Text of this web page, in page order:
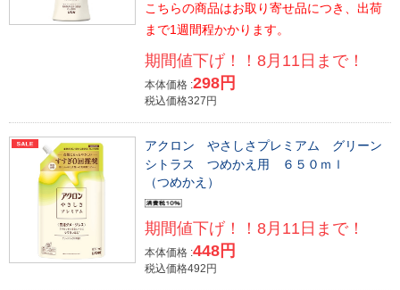
こちらの商品はお取り寄せ品につき、出荷
まで1週間程かかります。
期間値下げ！！8月11日まで！
本体価格 :298円
税込価格327円
アクロン やさしさプレミアム グリーン
シトラス つめかえ用 ６５０ｍｌ
（つめかえ）
期間値下げ！！8月11日まで！
本体価格 :448円
税込価格492円